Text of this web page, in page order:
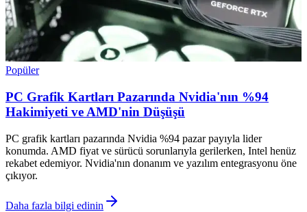
Popüler
PC Grafik Kartları Pazarında Nvidia'nın %94
Hakimiyeti ve AMD'nin Düşüşü
PC grafik kartları pazarında Nvidia %94 pazar payıyla lider
konumda. AMD fiyat ve sürücü sorunlarıyla gerilerken, Intel henüz
rekabet edemiyor. Nvidia'nın donanım ve yazılım entegrasyonu öne
çıkıyor.
Daha fazla bilgi edinin